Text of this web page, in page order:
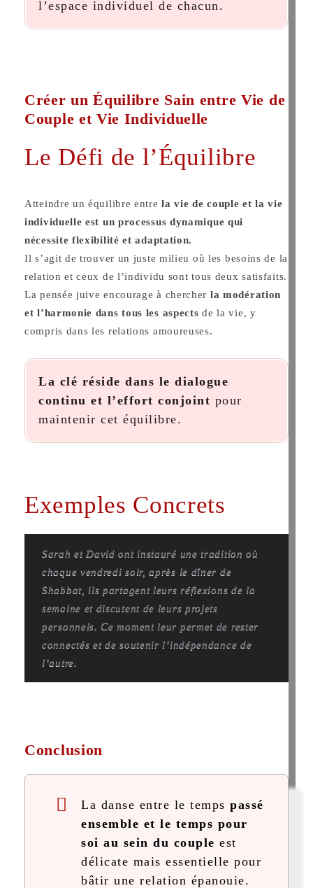
l’espace individuel de chacun.
Créer un Équilibre Sain entre Vie de
Couple et Vie Individuelle
Le Défi de l’Équilibre
Atteindre un équilibre entrela vie de couple et la vie
individuelle est un processus dynamique qui
nécessite flexibilité et adaptation.
Il s’agit de trouver un juste milieu où les besoins de la
relation et ceux de l’individu sont tous deux satisfaits.
La pensée juive encourage à chercher la modération
et l’harmonie dans tous les aspects de la vie, y
compris dans les relations amoureuses.
La clé réside dans le dialogue
continu et l’effort conjoint pour
maintenir cet équilibre.
Exemples Concrets
Sarah et David ont instauré une tradition où
chaque vendredi soir, après le dîner de
Shabbat, ils partagent leurs réflexions de la
semaine et discutent de leurs projets
personnels. Ce moment leur permet de rester
connectés et de soutenir l’indépendance de
l’autre.
Conclusion
La danse entre le temps passé
ensemble et le temps pour
soi au sein du couple est
délicate mais essentielle pour
bâtir une relation épanouie.